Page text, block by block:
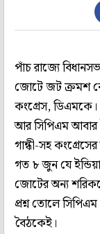
পাঁচ রাজ্যে
জোটে জট ক্রমশ
কংগ্রেস,
আর সিপিএম আবার
গান্ধী-সহ
গত ৮ জুন যে
জোটের অন্য
প্রশ্ন তোলে
বৈঠকেই।